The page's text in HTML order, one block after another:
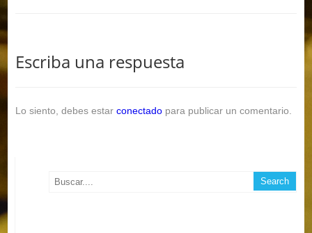
Escriba una respuesta
Lo siento, debes estar conectadopara publicar un comentario.